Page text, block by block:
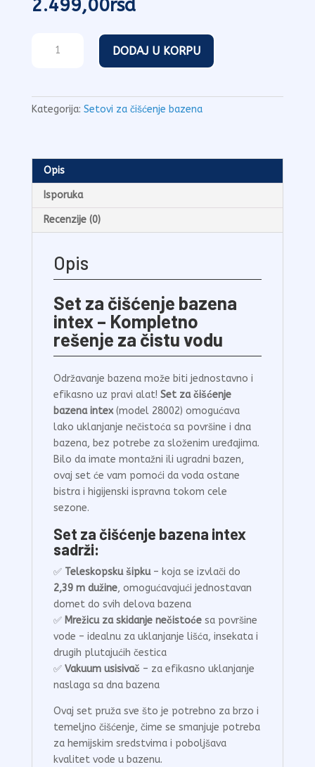
2.499,00rsd
intex
DODAJ U KORPU
Kategorija: Setovi za čišćenje bazena
Opis
Isporuka
Recenzije (0)
Opis
Set za čišćenje bazena
intex – Kompletno
rešenje za čistu vodu
Održavanje bazena može biti jednostavno i
efikasno uz pravi alat! Set za čišćenje
bazena intex(model 28002) omogućava
lako uklanjanje nečistoća sa površine i dna
bazena, bez potrebe za složenim uređajima.
Bilo da imate montažni ili ugradni bazen,
ovaj set će vam pomoći da voda ostane
bistra i higijenski ispravna tokom cele
sezone.
Set za čišćenje bazena intex
sadrži:
✅ Teleskopsku šipku– koja se izvlači do
2,39 m dužine, omogućavajući jednostavan
domet do svih delova bazena
✅ Mrežicu za skidanje nečistoćesa površine
vode – idealnu za uklanjanje lišća, insekata i
drugih plutajućih čestica
✅ Vakuum usisivač– za efikasno uklanjanje
naslaga sa dna bazena
Ovaj set pruža sve što je potrebno za brzo i
temeljno čišćenje, čime se smanjuje potreba
za hemijskim sredstvima i poboljšava
kvalitet vode u bazenu.